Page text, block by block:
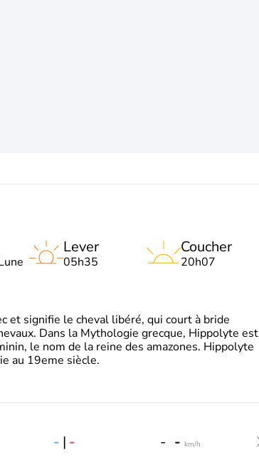
Lever
05h35
Coucher
20h07
et signifie le cheval libéré, qui court à bride
Dans la Mythologie grecque, Hippolyte est
le nom de la reine des amazones. Hippolyte
au 19eme siècle.
- | - - - km/h